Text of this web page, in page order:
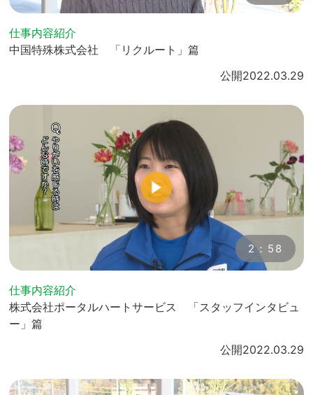
仕事内容紹介
中国特殊株式会社 「リクルート」篇
公開2022.03.29
2：58
仕事内容紹介
株式会社ポータルハートサービス 「スタッフインタビュ
ー」篇
公開2022.03.29